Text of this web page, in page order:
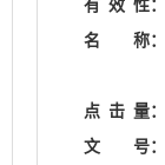
有 效 性：
名
称：
点 击 量：
文
号：